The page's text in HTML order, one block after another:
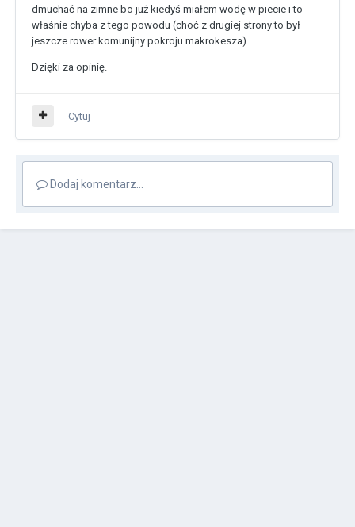
dmuchać na zimne bo już kiedyś miałem wodę w piecie i to
właśnie chyba z tego powodu (choć z drugiej strony to był
jeszcze rower komunijny pokroju makrokesza).
Dzięki za opinię.
Cytuj
Dodaj komentarz...